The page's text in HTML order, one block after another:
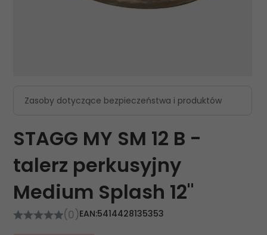
Zasoby dotyczące bezpieczeństwa i produktów
STAGG MY SM 12 B -
talerz perkusyjny
Medium Splash 12"
(0)EAN:5414428135353